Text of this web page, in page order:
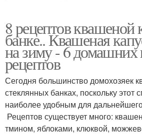
8 рецептов квашеной
банке.. Квашеная
на зиму - 6 домашних
рецептов
Сегодня большинство домохозяек
стеклянных банках, поскольку этот
наиболее удобным для
Рецептов существует много:
тмином, яблоками, клюквой,